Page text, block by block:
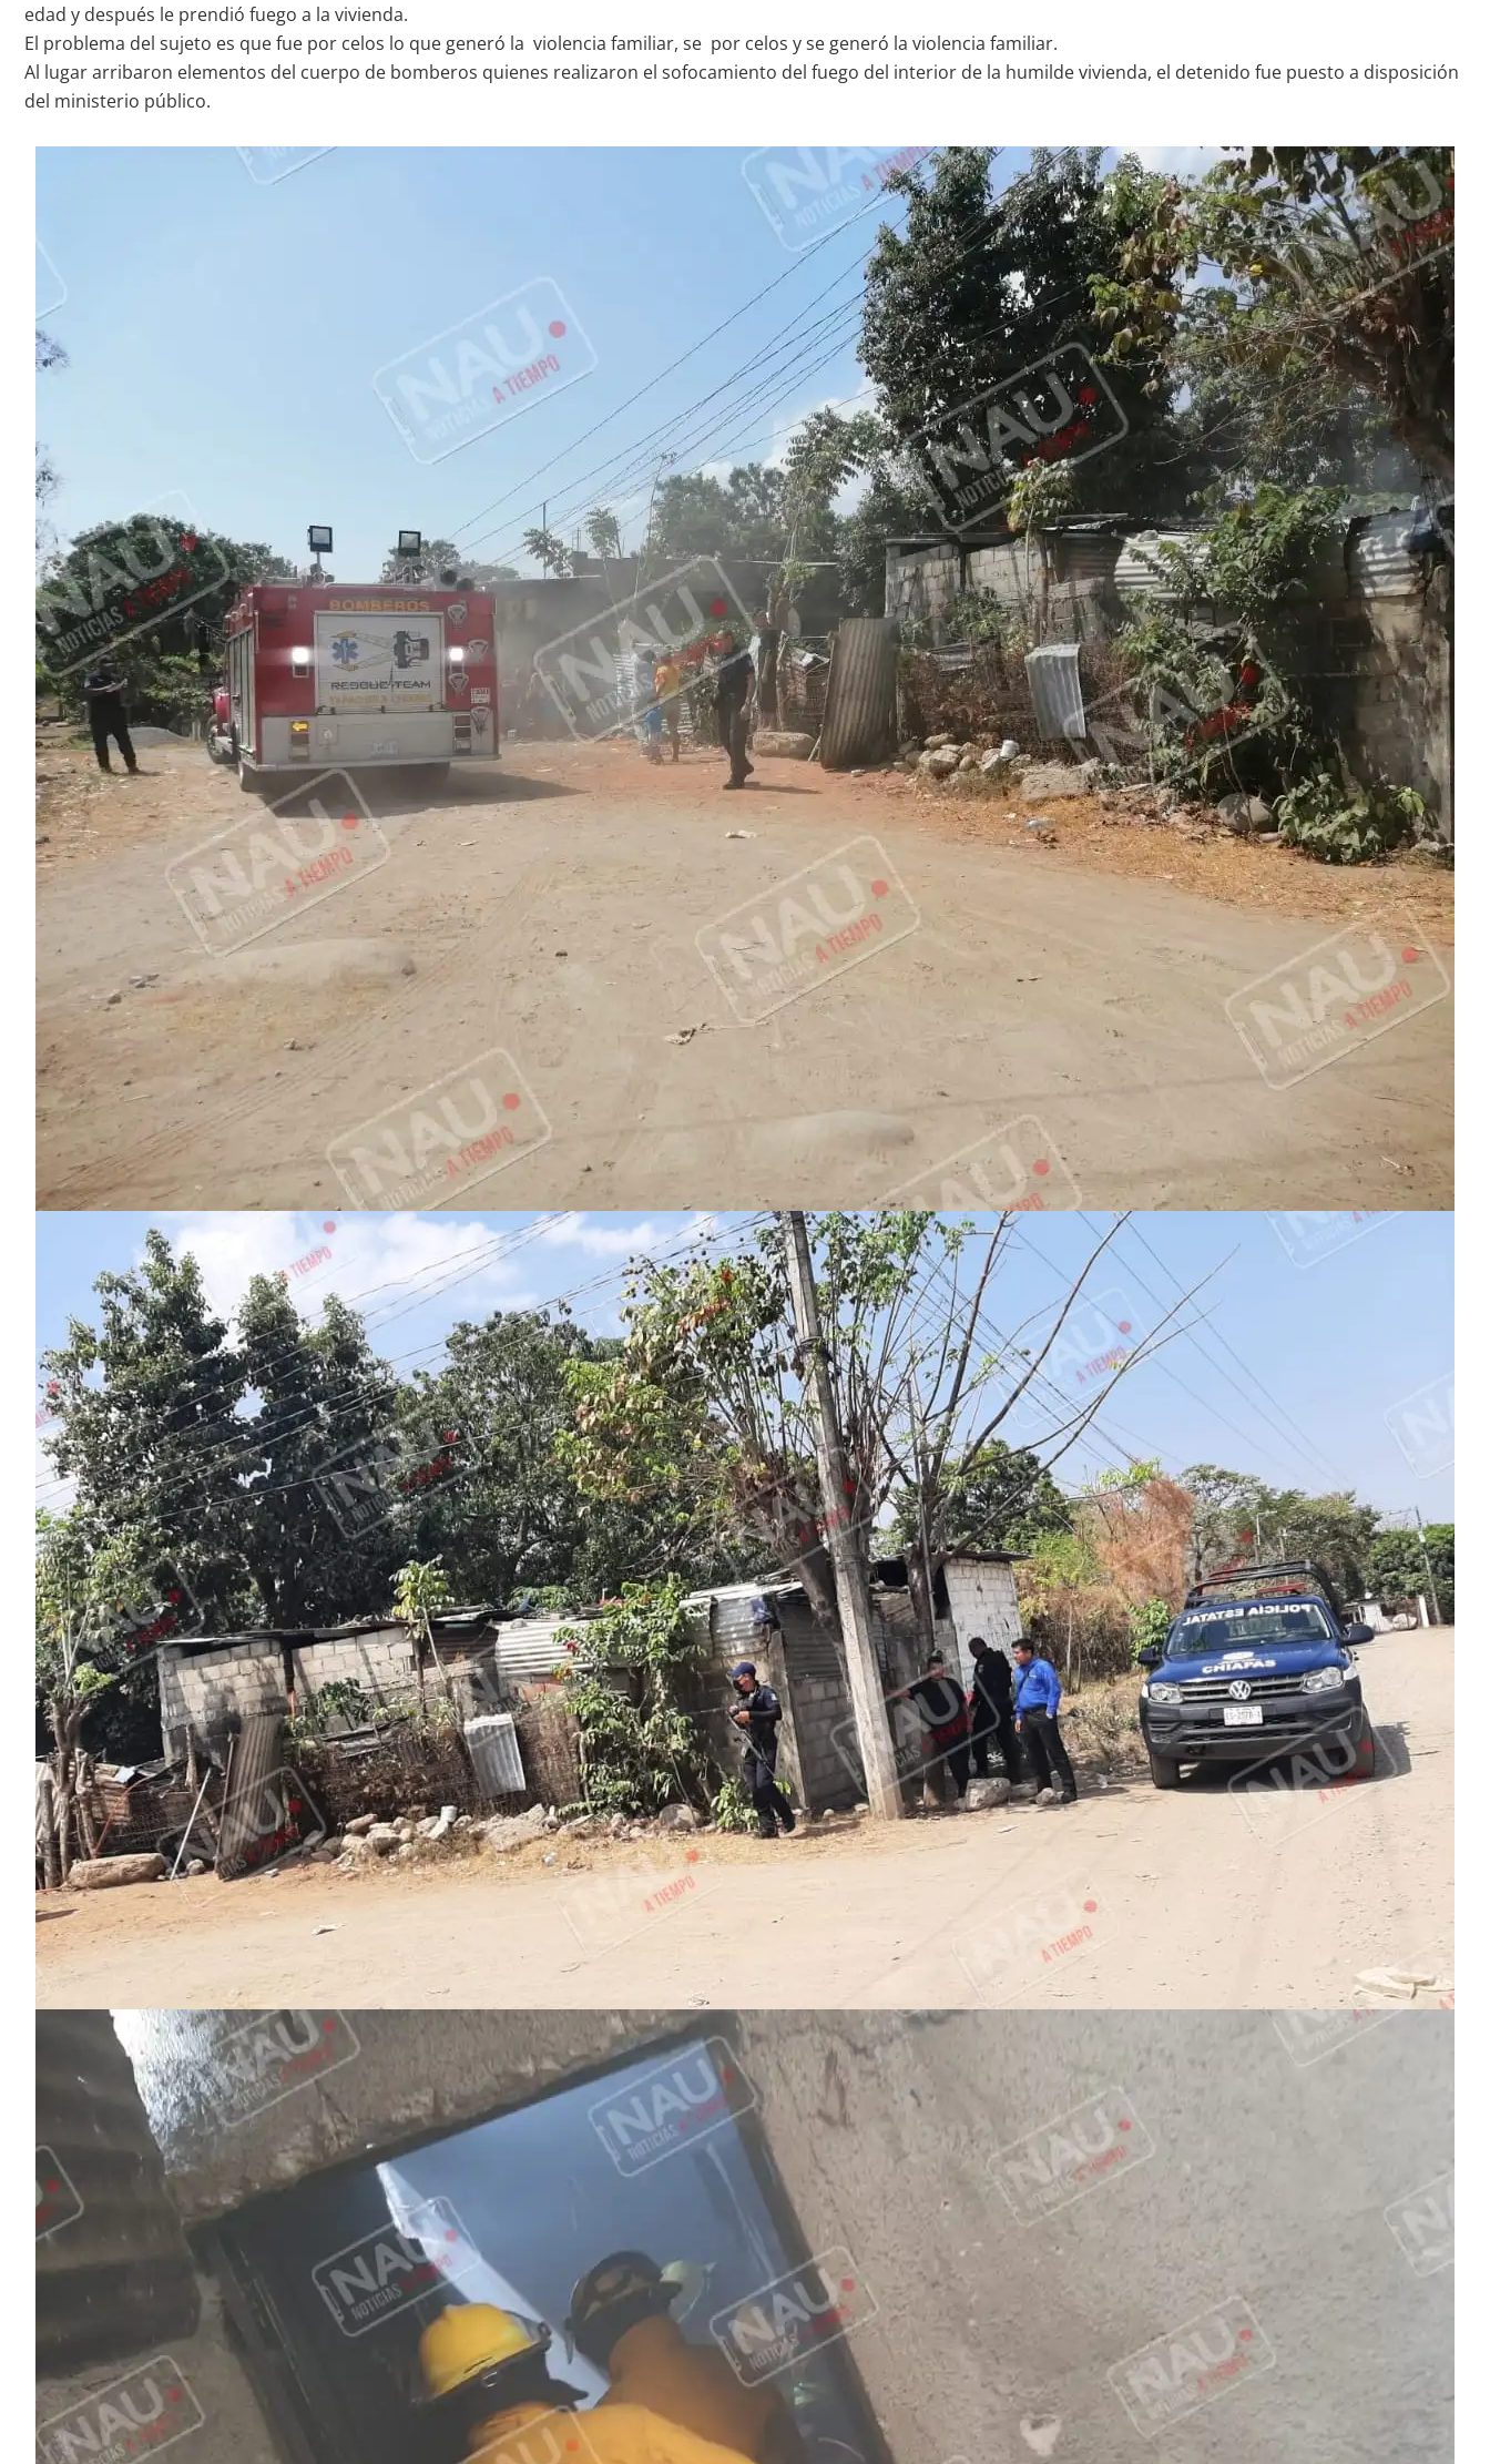
edad y después le prendió fuego a la vivienda.
El problema del sujeto es que fue por celos lo que generó la violencia familiar, se por celos y se generó la violencia familiar.
Al lugar arribaron elementos del cuerpo de bomberos quienes realizaron el sofocamiento del fuego del interior de la humilde vivienda, el detenido fue puesto a disposición
del ministerio público.